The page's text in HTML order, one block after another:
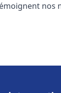
nos